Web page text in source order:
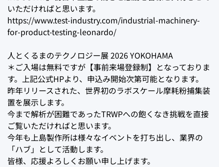
いただければと思います。
https://www.test-industry.com/industrial-machinery-
for-product-testing-leonardo/
人とくるまのテクノロジー展 2026 YOKOHAMA
＊ご入場は無料ですが【事前来場登録制】となっておりま
す。上記公式HPより、申込み開始次第可能となります。
昨年リリースされた、世界初のラボスケール摩耗粉捕集装
置を展示します。
今まで解析が困難であったTRWPへの飽くなき挑戦を直接
ご覧いただければと思います。
今年も上島製作所は様々なイベントを打ち出し、業界の
「ハブ」として活動します。
皆様、応援よろしくお願い申し上げます。